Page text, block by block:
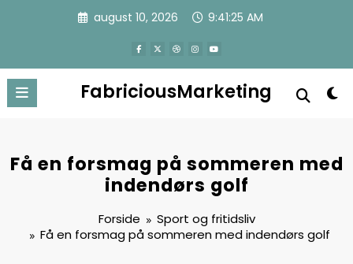
august 10, 2026 9:41:26 AM
FabriciousMarketing
Få en forsmag på sommeren med
indendørs golf
Forside
Sport og fritidsliv
Få en forsmag på sommeren med indendørs golf